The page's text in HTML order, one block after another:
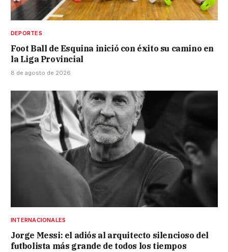
DEPORTES
Foot Ball de Esquina inició con éxito su camino en
la Liga Provincial
8 de agosto de 2026
INTERNACIONALES
Jorge Messi: el adiós al arquitecto silencioso del
futbolista más grande de todos los tiempos